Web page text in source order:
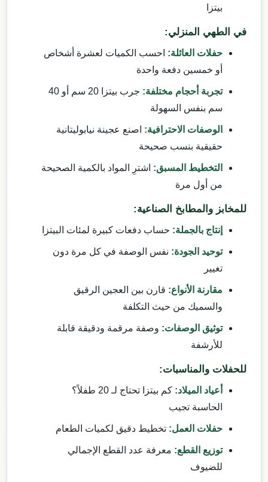
بيتزا
في الطهي المنزلي:
حفلات العائلة: احسب الكميات لعشرة أشخاص
أو خمسين دفعة واحدة
تجربة أحجام مختلفة:
جرب بيتزا 20 سم أو 40
سم بنفس السهولة
الوصفات الاحترافية: اصنع عجينة نيابوليتانية
حقيقية بنسب صحيحة
التخطيط المسبق: اشترِ المواد بالكمية الصحيحة
من أول مرة
للمخابز والمطابخ الصناعية:
إنتاج بالجملة: حساب دفعات كبيرة لمئات البيتزا
توحيد الجودة: نفس الوصفة في كل مرة دون
تغيير
مقارنة الأنواع: قارن بين العجين الرقيق
والسميك من حيث التكلفة
توثيق الوصفات: وصفة مرقمة ودقيقة قابلة
للأرشفة
للحفلات والمناسبات:
أعياد الميلاد:
كم بيتزا تحتاج لـ 20 طفلاً؟
الحاسبة تجيب
حفلات العمل: تخطيط دقيق لكميات الطعام
توزيع القطع: معرفة عدد القطع الإجمالي
للضيوف